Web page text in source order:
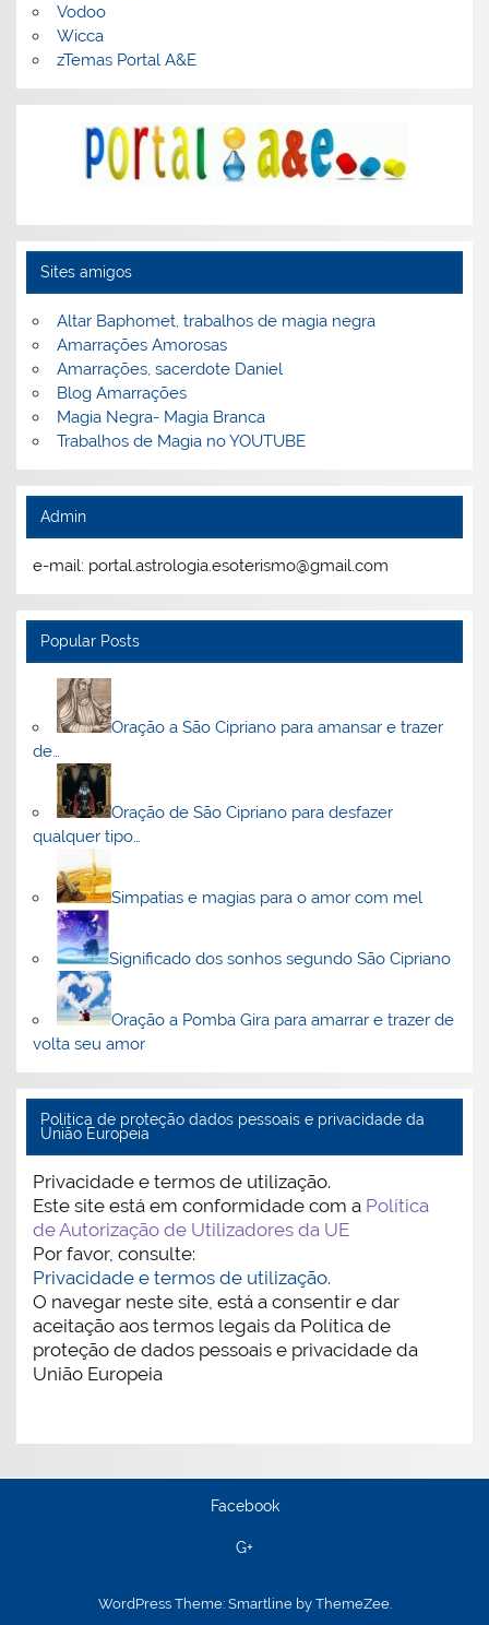
Vodoo
Wicca
zTemas Portal A&E
Sites amigos
Altar Baphomet, trabalhos de magia negra
Amarrações Amorosas
Amarrações, sacerdote Daniel
Blog Amarrações
Magia Negra- Magia Branca
Trabalhos de Magia no YOUTUBE
Admin
e-mail: portal.astrologia.esoterismo@gmail.com
Popular Posts
Oração a São Cipriano para amansar e trazer
de…
Oração de São Cipriano para desfazer
qualquer tipo…
Simpatias e magias para o amor com mel
Significado dos sonhos segundo São Cipriano
Oração a Pomba Gira para amarrar e trazer de
volta seu amor
Politica de proteção dados pessoais e privacidade da
União Europeia
Privacidade e termos de utilização.
Este site está em conformidade com a Política
de Autorização de Utilizadores da UE
Por favor, consulte:
Privacidade e termos de utilização.
O navegar neste site, está a consentir e dar
aceitação aos termos legais da Política de
proteção de dados pessoais e privacidade da
União Europeia
Facebook
G+
WordPress Theme: Smartline by ThemeZee.